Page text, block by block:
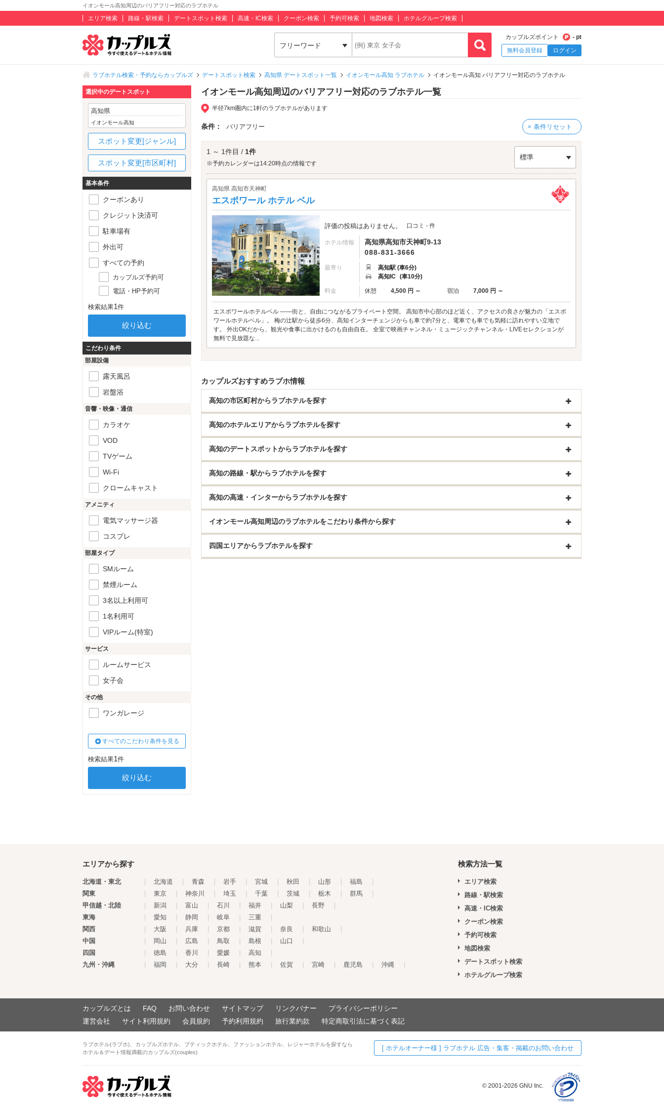
イオンモール高知周辺のバリアフリー対応のラブホテル
エリア検索 路線・駅検索 デートスポット検索 高速・IC検索 クーポン検索 予約可検索 地図検索 ホテルグループ検索
フリーワード
カップルズポイント
- pt
無料会員登録
ログイン
ラブホテル検索・予約ならカップルズ デートスポット検索 高知県 デートスポット一覧 イオンモール高知 ラブホテル イオンモール高知 バリアフリー対応のラブホテル
イオンモール高知周辺のバリアフリー対応のラブホテル一覧
半径7km圏内に1軒のラブホテルがあります
条件： バリアフリー × 条件リセット
1 ～ 1件目 / 1件
※予約カレンダーは14:20時点の情報です
標準
高知県 高知市天神町
エスポワール ホテル ベル
評価の投稿はありません。 口コミ - 件
ホテル情報
高知県高知市天神町9-13
088-831-3666
最寄り
高知駅 (車6分)
高知IC (車10分)
料金 休憩 4,500 円 ～ 宿泊 7,000 円 ～
エスポワールホテルベル ――街と、自由につながるプライベート空間。 高知市中心部のほど近く、アクセスの良さが魅力の「エスポ
ワールホテルベル」。 梅の辻駅から徒歩6分、高知インターチェンジからも車で約7分と、電車でも車でも気軽に訪れやすい立地で
す。 外出OKだから、観光や食事に出かけるのも自由自在。 全室で映画チャンネル・ミュージックチャンネル・LIVEセレクションが
無料で見放題な...
カップルズおすすめラブホ情報
高知の市区町村からラブホテルを探す
高知のホテルエリアからラブホテルを探す
高知のデートスポットからラブホテルを探す
高知の路線・駅からラブホテルを探す
高知の高速・インターからラブホテルを探す
イオンモール高知周辺のラブホテルをこだわり条件から探す
四国エリアからラブホテルを探す
選択中のデートスポット
高知県
イオンモール高知
スポット変更[ジャンル]
スポット変更[市区町村]
基本条件
クーポンあり
クレジット決済可
駐車場有
外出可
すべての予約
カップルズ予約可
電話・HP予約可
検索結果1件
こだわり条件
部屋設備
露天風呂
岩盤浴
音響・映像・通信
カラオケ
VOD
TVゲーム
Wi-Fi
クロームキャスト
アメニティ
電気マッサージ器
コスプレ
部屋タイプ
SMルーム
禁煙ルーム
3名以上利用可
1名利用可
VIPルーム(特室)
サービス
ルームサービス
女子会
その他
ワンガレージ
すべてのこだわり条件を見る
検索結果1件
エリアから探す
北海道・東北 北海道 青森 岩手 宮城 秋田 山形 福島
関東
東京 神奈川 埼玉 千葉 茨城 栃木 群馬
甲信越・北陸
新潟 富山 石川 福井 山梨 長野
東海
愛知 静岡 岐阜 三重
関西
大阪 兵庫 京都 滋賀 奈良 和歌山
中国
岡山 広島 鳥取 島根 山口
四国
徳島 香川 愛媛 高知
九州・沖縄
福岡 大分 長崎 熊本 佐賀 宮崎 鹿児島 沖縄
検索方法一覧
エリア検索
路線・駅検索
高速・IC検索
クーポン検索
予約可検索
地図検索
デートスポット検索
ホテルグループ検索
カップルズとは FAQ お問い合わせ サイトマップ リンクバナー
プライバシーポリシー
運営会社
サイト利用規約 会員規約 予約利用規約 旅行業約款 特定商取引法に基づく表記
ラブホテル(ラブホ)、カップルズホテル、ブティックホテル、ファッションホテル、レジャーホテルを探すなら
ホテル＆デート情報満載のカップルズ(couples)
[ ホテルオーナー様 ] ラブホテル 広告・集客・掲載のお問い合わせ
© 2001-2026 GNU Inc.